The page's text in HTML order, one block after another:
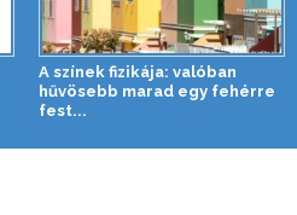
A színek fizikája: valóban
hűvösebb marad egy fehérre
fest...